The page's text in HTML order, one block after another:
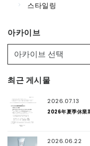
스타일링
아카이브
최근 게시물
2026.07.13
2026年夏季休業
2026.06.22